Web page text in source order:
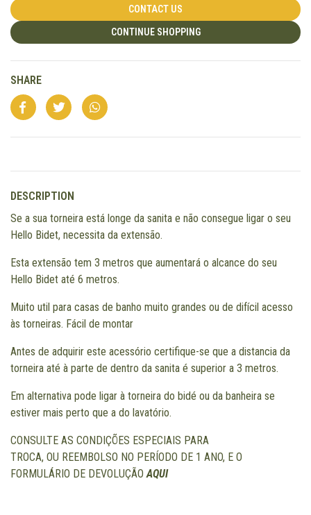
CONTACT US
CONTINUE SHOPPING
SHARE
DESCRIPTION
Se a sua torneira está longe da sanita e não consegue ligar o seu
Hello Bidet, necessita da extensão.
Esta extensão tem 3 metros que aumentará o alcance do seu
Hello Bidet até 6 metros.
Muito util para casas de banho muito grandes ou de difícil acesso
às torneiras. Fácil de montar
Antes de adquirir este acessório certifique-se que a distancia da
torneira até à parte de dentro da sanita é superior a 3 metros.
Em alternativa pode ligar à torneira do bidé ou da banheira se
estiver mais perto que a do lavatório.
CONSULTE AS CONDIÇÕES ESPECIAIS PARA
TROCA, OU REEMBOLSO NO PERÍODO DE 1 ANO, E O
FORMULÁRIO DE DEVOLUÇÃOAQUI